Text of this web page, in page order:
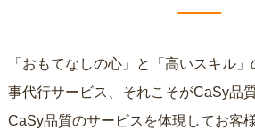
「おもてなしの心」と「高いスキル
事代行サービス、それこそがCaSy品質
CaSy品質のサービスを体現してお客